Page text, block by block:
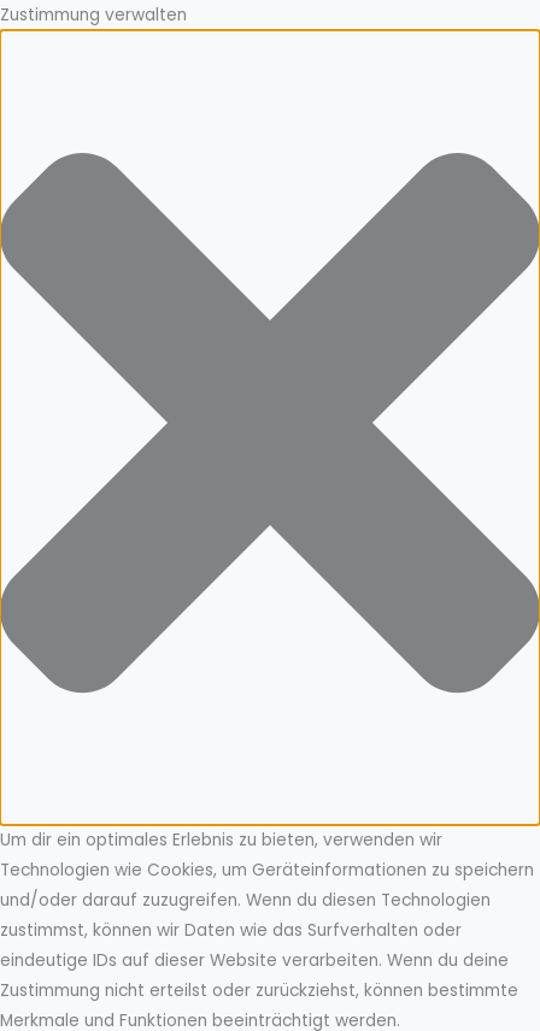
Zustimmung verwalten
Um dir ein optimales Erlebnis zu bieten, verwenden wir
Technologien wie Cookies, um Geräteinformationen zu speichern
und/oder darauf zuzugreifen. Wenn du diesen Technologien
zustimmst, können wir Daten wie das Surfverhalten oder
eindeutige IDs auf dieser Website verarbeiten. Wenn du deine
Zustimmung nicht erteilst oder zurückziehst, können bestimmte
Merkmale und Funktionen beeinträchtigt werden.